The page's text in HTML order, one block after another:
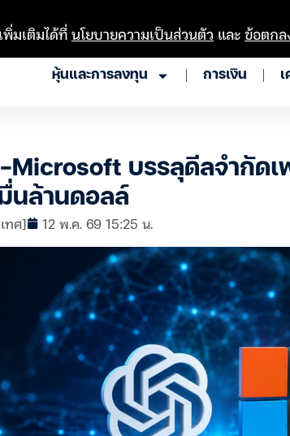
หุ้นและการลงทุน การเงิน
Microsoft บรรลุดีลจำกัดเ
นล้านดอลล์
ทศ] 12 พ.ค. 69 15:25 น.
พิ่มเติมได้ที่นโยบายความเป็นส่วนตัว และข้อตกล